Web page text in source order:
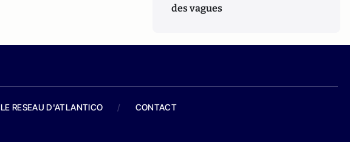
des vagues
LE RESEAU D'ATLANTICO / CONTACT